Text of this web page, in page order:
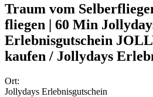
Traum vom
fliegen | 60 Min
Erlebnisgutschein
kaufen / Jollydays
Ort:
Jollydays Erlebnisgutschein